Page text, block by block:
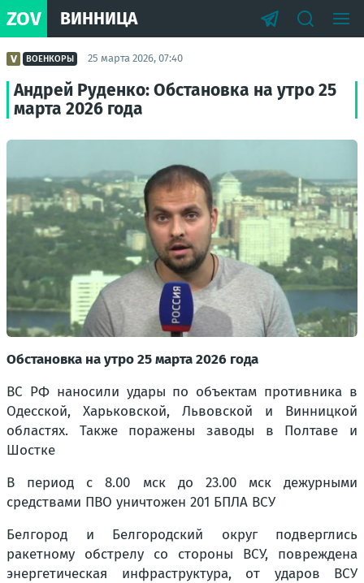
ZOV ВИННИЦА
ВОЕНКОРЫ 25 марта 2026, 07:40
Андрей Руденко: Обстановка на утро 25
марта 2026 года
Обстановка на утро 25 марта 2026 года
ВС РФ наносили удары по объектам противника в
Одесской, Харьковской, Львовской и Винницкой
областях. Также поражены заводы в Полтаве и
Шостке
В период с 8.00 мск до 23.00 мск дежурными
средствами ПВО уничтожен 201 БПЛА ВСУ
Белгород и Белгородский округ подверглись
ракетному обстрелу со стороны ВСУ, повреждена
энергетическая инфраструктура, от ударов ВСУ